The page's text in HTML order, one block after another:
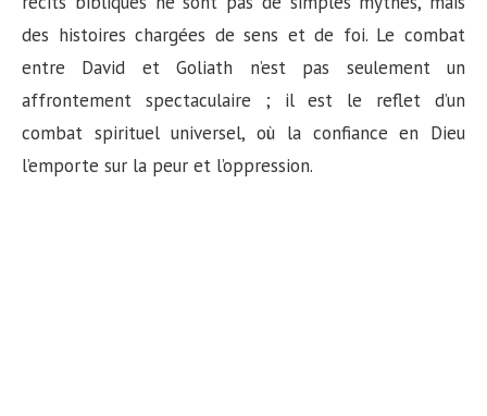
des histoires chargées de sens et de foi. Le combat
entre David et Goliath n’est pas seulement un
affrontement spectaculaire ; il est le reflet d’un
combat spirituel universel, où la confiance en Dieu
l’emporte sur la peur et l’oppression.